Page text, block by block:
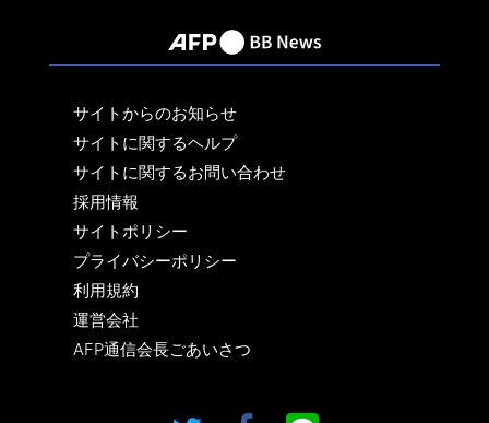
サイトからのお知らせ
サイトに関するヘルプ
サイトに関するお問い合わせ
採用情報
サイトポリシー
プライバシーポリシー
利用規約
運営会社
AFP通信会長ごあいさつ